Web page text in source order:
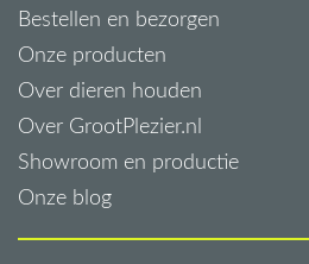
Bestellen en bezorgen
Onze producten
Over dieren houden
Over GrootPlezier.nl
Showroom en productie
Onze blog